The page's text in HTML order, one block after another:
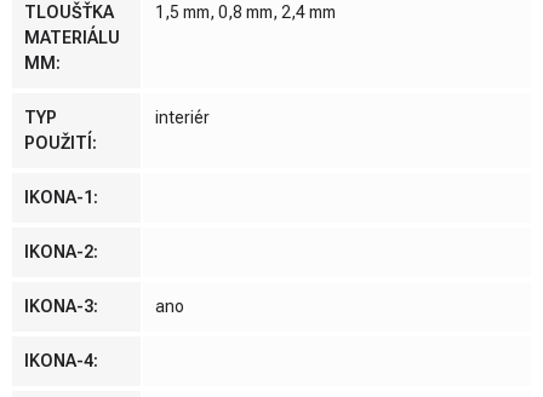
TLOUŠŤKA
MATERIÁLU
MM:
1,5 mm, 0,8 mm, 2,4 mm
TYP
POUŽITÍ:
interiér
IKONA-1:
IKONA-2:
IKONA-3: ano
IKONA-4: